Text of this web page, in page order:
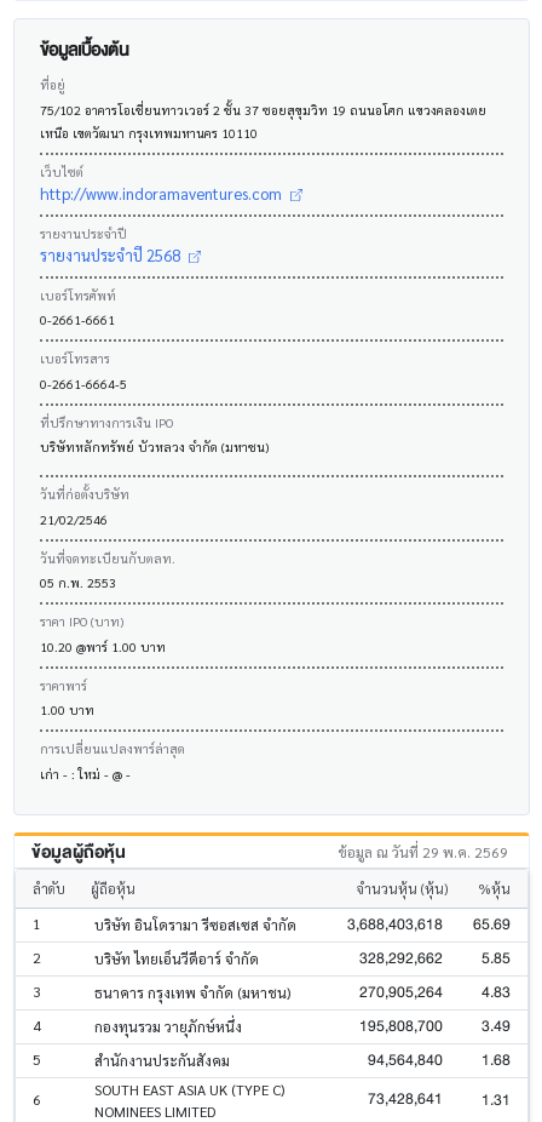
ข้อมูลเบื้องต้น
ที่อยู่
75/102 อาคารโอเชี่ยนทาวเวอร์ 2 ชั้น 37 ซอยสุขุมวิท 19 ถนนอโศก แขวงคลองเตย
เหนือ เขตวัฒนา กรุงเทพมหานคร 10110
เว็บไซต์
http://www.indoramaventures.com
รายงานประจำปี
รายงานประจำปี 2568
เบอร์โทรศัพท์
0-2661-6661
เบอร์โทรสาร
0-2661-6664-5
ที่ปรึกษาทางการเงิน IPO
บริษัทหลักทรัพย์ บัวหลวง จำกัด (มหาชน)
วันที่ก่อตั้งบริษัท
21/02/2546
วันที่จดทะเบียนกับตลท.
05 ก.พ. 2553
ราคา IPO (บาท)
10.20 @พาร์ 1.00 บาท
ราคาพาร์
1.00 บาท
การเปลี่ยนแปลงพาร์ล่าสุด
เก่า - : ใหม่ - @ -
ข้อมูลผู้ถือหุ้น ข้อมูล ณ วันที่ 29 พ.ค. 2569
ลำดับ ผู้ถือหุ้น จำนวนหุ้น (หุ้น) %หุ้น
1 บริษัท อินโดรามา รีซอสเซส จำกัด 3,688,403,618 65.69
2 บริษัท ไทยเอ็นวีดีอาร์ จำกัด 328,292,662 5.85
3 ธนาคาร กรุงเทพ จำกัด (มหาชน) 270,905,264 4.83
4 กองทุนรวม วายุภักษ์หนึ่ง 195,808,700 3.49
5 สำนักงานประกันสังคม 94,564,840 1.68
6
SOUTH EAST ASIA UK (TYPE C)
NOMINEES LIMITED
73,428,641 1.31